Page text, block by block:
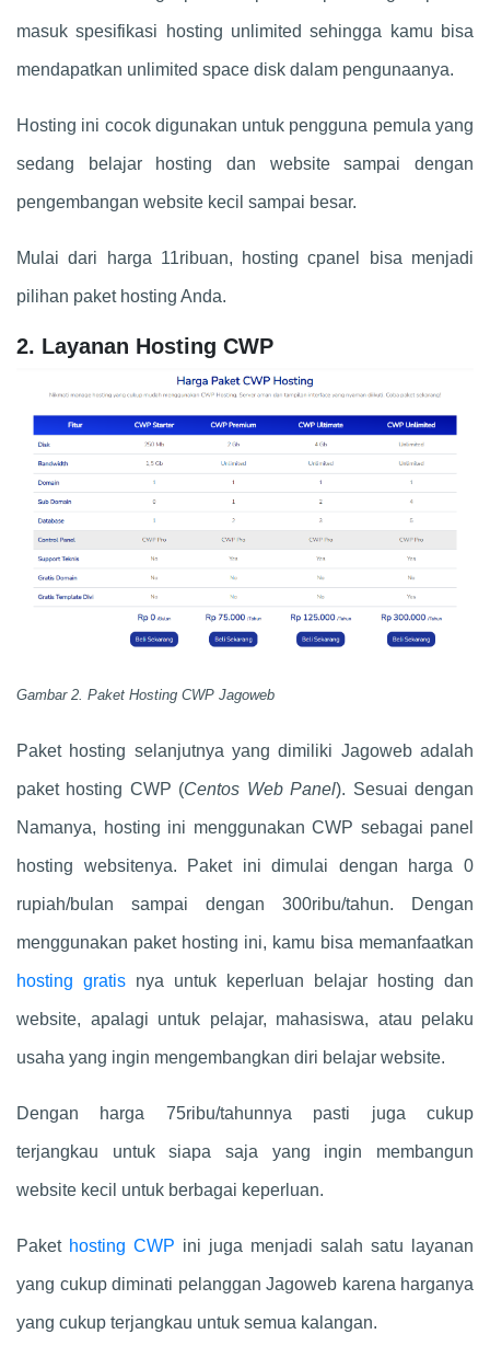
masuk spesifikasi hosting unlimited sehingga kamu bisa
mendapatkan unlimited space disk dalam pengunaanya.
Hosting ini cocok digunakan untuk pengguna pemula yang
sedang belajar hosting dan website sampai dengan
pengembangan website kecil sampai besar.
Mulai dari harga 11ribuan, hosting cpanel bisa menjadi
pilihan paket hosting Anda.
2. Layanan Hosting CWP
Gambar 2. Paket Hosting CWP Jagoweb
Paket hosting selanjutnya yang dimiliki Jagoweb adalah
paket hosting CWP (Centos Web Panel). Sesuai dengan
Namanya, hosting ini menggunakan CWP sebagai panel
hosting websitenya. Paket ini dimulai dengan harga 0
rupiah/bulan sampai dengan 300ribu/tahun. Dengan
menggunakan paket hosting ini, kamu bisa memanfaatkan
hosting gratis nya untuk keperluan belajar hosting dan
website, apalagi untuk pelajar, mahasiswa, atau pelaku
usaha yang ingin mengembangkan diri belajar website.
Dengan harga 75ribu/tahunnya pasti juga cukup
terjangkau untuk siapa saja yang ingin membangun
website kecil untuk berbagai keperluan.
Paket hosting CWP ini juga menjadi salah satu layanan
yang cukup diminati pelanggan Jagoweb karena harganya
yang cukup terjangkau untuk semua kalangan.